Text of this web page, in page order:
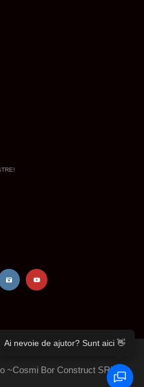
~Cosmi Bor Construct SRL
Ai nevoie de ajutor? Sunt aici 👋